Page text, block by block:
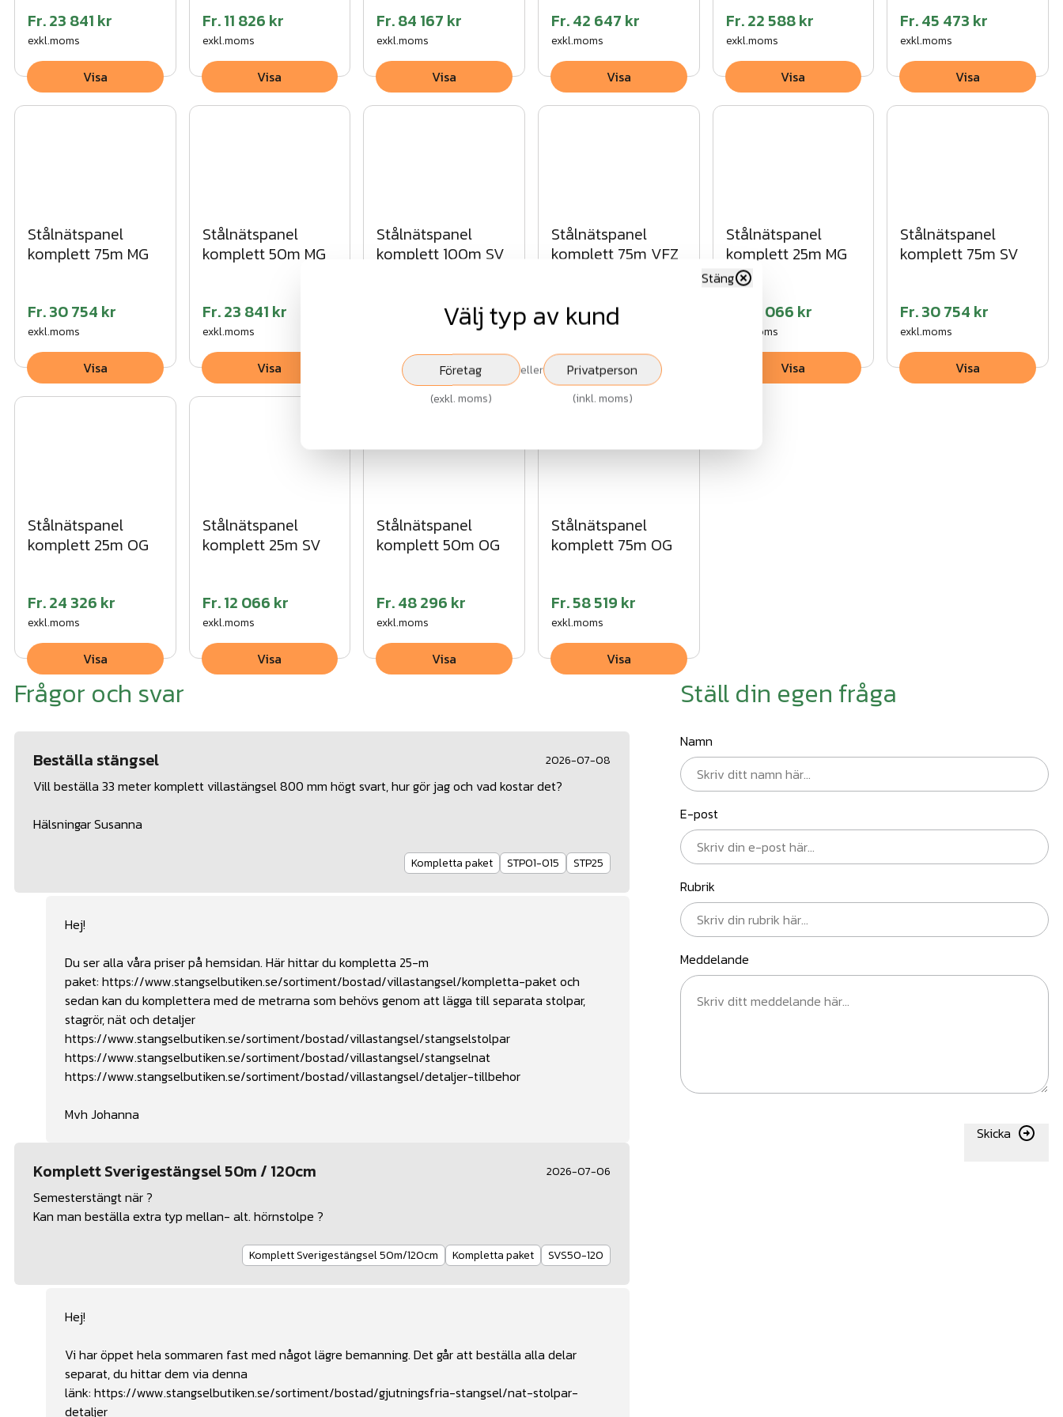
Fr.23 841 kr
exkl.moms
Visa
Fr.11 826 kr
exkl.moms
Visa
Fr.84 167 kr
exkl.moms
Visa
Fr.42 647 kr
exkl.moms
Visa
Fr.22 588 kr
exkl.moms
Visa
Fr.45 473 kr
exkl.moms
Visa
Stålnätspanel
komplett 75m MG
Fr.30 754 kr
exkl.moms
Visa
Stålnätspanel
komplett 50m MG
Fr.23 841 kr
exkl.moms
Visa
Stålnätspanel
komplett 100m SV
45 473 kr
Visa
Stålnätspanel
komplett 75m VFZ
Fr.31 951 kr
Visa
Stålnätspanel
komplett 25m MG
12 066 kr
exkl.moms
Visa
Stålnätspanel
komplett 75m SV
Fr.30 754 kr
exkl.moms
Visa
Stålnätspanel
komplett 25m OG
Fr.24 326 kr
exkl.moms
Visa
Stålnätspanel
komplett 25m SV
Fr.12 066 kr
exkl.moms
Visa
Stålnätspanel
komplett 50m OG
Fr.48 296 kr
exkl.moms
Visa
Stålnätspanel
komplett 75m OG
Fr.58 519 kr
exkl.moms
Visa
Frågor och svar
2026-07-08
Beställa stängsel
Vill beställa 33 meter komplett villastängsel 800 mm högt svart, hur gör jag och vad kostar det?
Hälsningar Susanna
Kompletta paket STP01-015 STP25
Hej!
Du ser alla våra priser på hemsidan. Här hittar du kompletta 25-m
paket: https://www.stangselbutiken.se/sortiment/bostad/villastangsel/kompletta-paketoch
sedan kan du komplettera med de metrarna som behövs genom att lägga till separata stolpar,
stagrör, nät och detaljer
https://www.stangselbutiken.se/sortiment/bostad/villastangsel/stangselstolpar
https://www.stangselbutiken.se/sortiment/bostad/villastangsel/stangselnat
https://www.stangselbutiken.se/sortiment/bostad/villastangsel/detaljer-tillbehor
Mvh Johanna
2026-07-06
Komplett Sverigestängsel 50m / 120cm
Semesterstängt när ?
Kan man beställa extra typ mellan- alt. hörnstolpe ?
Komplett Sverigestängsel 50m/120cm Kompletta paket SVS50-120
Hej!
Vi har öppet hela sommaren fast med något lägre bemanning. Det går att beställa alla delar
separat, du hittar dem via denna
länk: https://www.stangselbutiken.se/sortiment/bostad/gjutningsfria-stangsel/nat-stolpar-
detaljer
Ställ din egen fråga
Namn
E-post
Rubrik
Meddelande
Skicka
Välj typ av kund
Stäng
Företag
(exkl. moms)
eller Privatperson
(inkl. moms)